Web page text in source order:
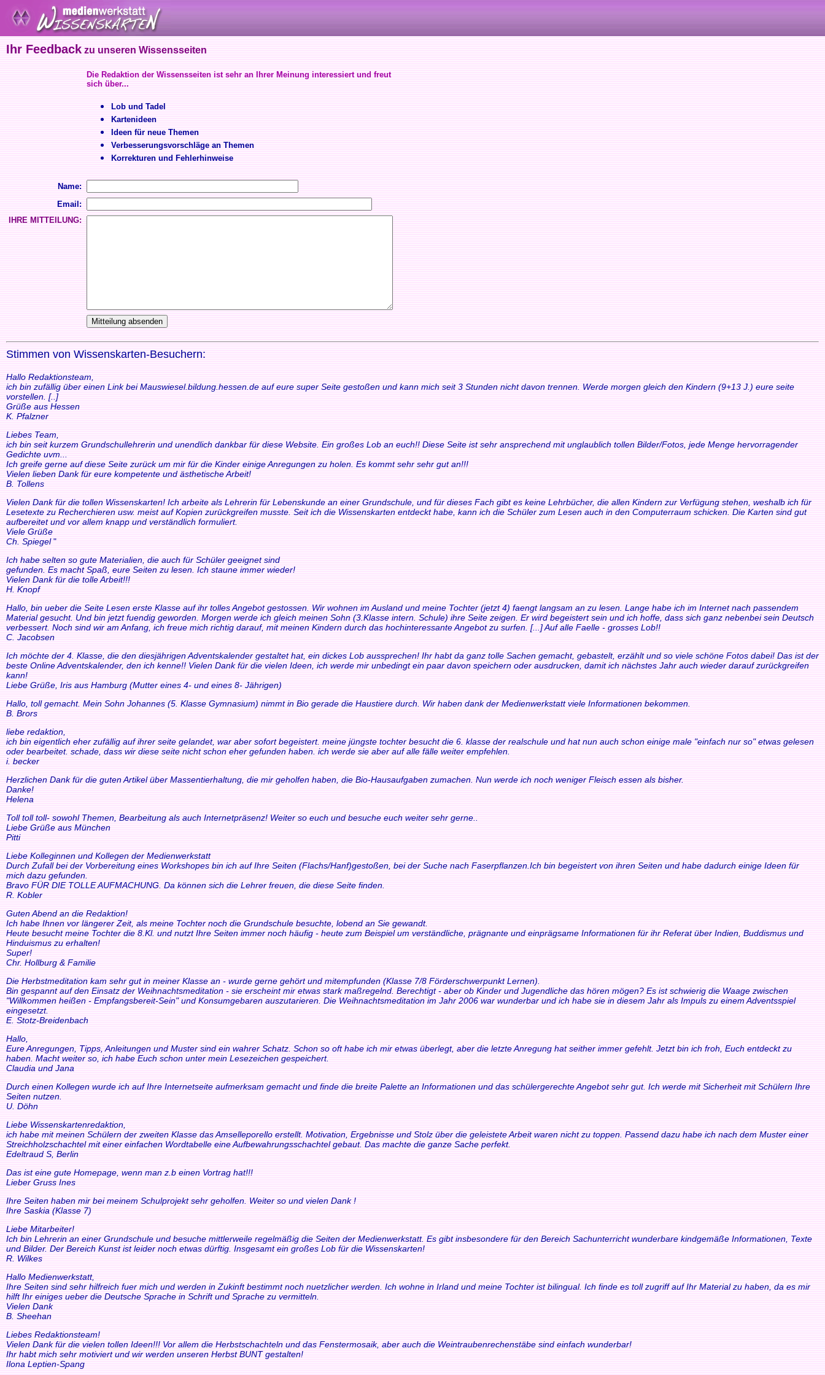
Ihr Feedback zu unseren Wissensseiten
Die Redaktion der Wissensseiten ist sehr an Ihrer Meinung interessiert und freut
sich über...
Lob und Tadel
Kartenideen
Ideen für neue Themen
Verbesserungsvorschläge an Themen
Korrekturen und Fehlerhinweise
Name:
Email:
IHRE MITTEILUNG:
Stimmen von Wissenskarten-Besuchern:
Hallo Redaktionsteam,
ich bin zufällig über einen Link bei Mauswiesel.bildung.hessen.de auf eure super Seite gestoßen und kann mich seit 3 Stunden nicht davon trennen. Werde morgen gleich den Kindern (9+13 J.) eure seite
vorstellen. [..]
Grüße aus Hessen
K. Pfalzner
Liebes Team,
ich bin seit kurzem Grundschullehrerin und unendlich dankbar für diese Website. Ein großes Lob an euch!! Diese Seite ist sehr ansprechend mit unglaublich tollen Bilder/Fotos, jede Menge hervorragender
Gedichte uvm...
Ich greife gerne auf diese Seite zurück um mir für die Kinder einige Anregungen zu holen. Es kommt sehr sehr gut an!!!
Vielen lieben Dank für eure kompetente und ästhetische Arbeit!
B. Tollens
Vielen Dank für die tollen Wissenskarten! Ich arbeite als Lehrerin für Lebenskunde an einer Grundschule, und für dieses Fach gibt es keine Lehrbücher, die allen Kindern zur Verfügung stehen, weshalb ich für
Lesetexte zu Recherchieren usw. meist auf Kopien zurückgreifen musste. Seit ich die Wissenskarten entdeckt habe, kann ich die Schüler zum Lesen auch in den Computerraum schicken. Die Karten sind gut
aufbereitet und vor allem knapp und verständlich formuliert.
Viele Grüße
Ch. Spiegel"
Ich habe selten so gute Materialien, die auch für Schüler geeignet sind
gefunden. Es macht Spaß, eure Seiten zu lesen. Ich staune immer wieder!
Vielen Dank für die tolle Arbeit!!!
H. Knopf
Hallo, bin ueber die Seite Lesen erste Klasse auf ihr tolles Angebot gestossen. Wir wohnen im Ausland und meine Tochter (jetzt 4) faengt langsam an zu lesen. Lange habe ich im Internet nach passendem
Material gesucht. Und bin jetzt fuendig geworden. Morgen werde ich gleich meinen Sohn (3.Klasse intern. Schule) ihre Seite zeigen. Er wird begeistert sein und ich hoffe, dass sich ganz nebenbei sein Deutsch
verbessert. Noch sind wir am Anfang, ich freue mich richtig darauf, mit meinen Kindern durch das hochinteressante Angebot zu surfen. [...] Auf alle Faelle - grosses Lob!!
C. Jacobsen
Ich möchte der 4. Klasse, die den diesjährigen Adventskalender gestaltet hat, ein dickes Lob aussprechen! Ihr habt da ganz tolle Sachen gemacht, gebastelt, erzählt und so viele schöne Fotos dabei! Das ist der
beste Online Adventskalender, den ich kenne!! Vielen Dank für die vielen Ideen, ich werde mir unbedingt ein paar davon speichern oder ausdrucken, damit ich nächstes Jahr auch wieder darauf zurückgreifen
kann!
Liebe Grüße, Iris aus Hamburg (Mutter eines 4- und eines 8- Jährigen)
Hallo, toll gemacht. Mein Sohn Johannes (5. Klasse Gymnasium) nimmt in Bio gerade die Haustiere durch. Wir haben dank der Medienwerkstatt viele Informationen bekommen.
B. Brors
liebe redaktion,
ich bin eigentlich eher zufällig auf ihrer seite gelandet, war aber sofort begeistert. meine jüngste tochter besucht die 6. klasse der realschule und hat nun auch schon einige male "einfach nur so" etwas gelesen
oder bearbeitet. schade, dass wir diese seite nicht schon eher gefunden haben. ich werde sie aber auf alle fälle weiter empfehlen.
i. becker
Herzlichen Dank für die guten Artikel über Massentierhaltung, die mir geholfen haben, die Bio-Hausaufgaben zumachen. Nun werde ich noch weniger Fleisch essen als bisher.
Danke!
Helena
Toll toll toll- sowohl Themen, Bearbeitung als auch Internetpräsenz! Weiter so euch und besuche euch weiter sehr gerne..
Liebe Grüße aus München
Pitti
Liebe Kolleginnen und Kollegen der Medienwerkstatt
Durch Zufall bei der Vorbereitung eines Workshopes bin ich auf Ihre Seiten (Flachs/Hanf)gestoßen, bei der Suche nach Faserpflanzen.Ich bin begeistert von ihren Seiten und habe dadurch einige Ideen für
mich dazu gefunden.
Bravo FÜR DIE TOLLE AUFMACHUNG. Da können sich die Lehrer freuen, die diese Seite finden.
R. Kobler
Guten Abend an die Redaktion!
Ich habe Ihnen vor längerer Zeit, als meine Tochter noch die Grundschule besuchte, lobend an Sie gewandt.
Heute besucht meine Tochter die 8.Kl. und nutzt Ihre Seiten immer noch häufig - heute zum Beispiel um verständliche, prägnante und einprägsame Informationen für ihr Referat über Indien, Buddismus und
Hinduismus zu erhalten!
Super!
Chr. Hollburg & Familie
Die Herbstmeditation kam sehr gut in meiner Klasse an - wurde gerne gehört und mitempfunden (Klasse 7/8 Förderschwerpunkt Lernen).
Bin gespannt auf den Einsatz der Weihnachtsmeditation - sie erscheint mir etwas stark maßregelnd. Berechtigt - aber ob Kinder und Jugendliche das hören mögen? Es ist schwierig die Waage zwischen
"Willkommen heißen - Empfangsbereit-Sein" und Konsumgebaren auszutarieren. Die Weihnachtsmeditation im Jahr 2006 war wunderbar und ich habe sie in diesem Jahr als Impuls zu einem Adventsspiel
eingesetzt.
E. Stotz-Breidenbach
Hallo,
Eure Anregungen, Tipps, Anleitungen und Muster sind ein wahrer Schatz. Schon so oft habe ich mir etwas überlegt, aber die letzte Anregung hat seither immer gefehlt. Jetzt bin ich froh, Euch entdeckt zu
haben. Macht weiter so, ich habe Euch schon unter mein Lesezeichen gespeichert.
Claudia und Jana
Durch einen Kollegen wurde ich auf Ihre Internetseite aufmerksam gemacht und finde die breite Palette an Informationen und das schülergerechte Angebot sehr gut. Ich werde mit Sicherheit mit Schülern Ihre
Seiten nutzen.
U. Döhn
Liebe Wissenskartenredaktion,
ich habe mit meinen Schülern der zweiten Klasse das Amselleporello erstellt. Motivation, Ergebnisse und Stolz über die geleistete Arbeit waren nicht zu toppen. Passend dazu habe ich nach dem Muster einer
Streichholzschachtel mit einer einfachen Wordtabelle eine Aufbewahrungsschachtel gebaut. Das machte die ganze Sache perfekt.
Edeltraud S, Berlin
Das ist eine gute Homepage, wenn man z.b einen Vortrag hat!!!
Lieber Gruss Ines
Ihre Seiten haben mir bei meinem Schulprojekt sehr geholfen. Weiter so und vielen Dank !
Ihre Saskia (Klasse 7)
Liebe Mitarbeiter!
Ich bin Lehrerin an einer Grundschule und besuche mittlerweile regelmäßig die Seiten der Medienwerkstatt. Es gibt insbesondere für den Bereich Sachunterricht wunderbare kindgemäße Informationen, Texte
und Bilder. Der Bereich Kunst ist leider noch etwas dürftig. Insgesamt ein großes Lob für die Wissenskarten!
R. Wilkes
Hallo Medienwerkstatt,
Ihre Seiten sind sehr hilfreich fuer mich und werden in Zukinft bestimmt noch nuetzlicher werden. Ich wohne in Irland und meine Tochter ist bilingual. Ich finde es toll zugriff auf Ihr Material zu haben, da es mir
hilft Ihr einiges ueber die Deutsche Sprache in Schrift und Sprache zu vermitteln.
Vielen Dank
B. Sheehan
Liebes Redaktionsteam!
Vielen Dank für die vielen tollen Ideen!!! Vor allem die Herbstschachteln und das Fenstermosaik, aber auch die Weintraubenrechenstäbe sind einfach wunderbar!
Ihr habt mich sehr motiviert und wir werden unseren Herbst BUNT gestalten!
Ilona Leptien-Spang